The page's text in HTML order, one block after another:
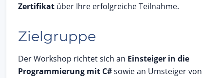
Zertifikat über Ihre erfolgreiche Teilnahme.
Zielgruppe
Der Workshop richtet sich an Einsteiger in die
Programmierung mit C#sowie an Umsteiger von